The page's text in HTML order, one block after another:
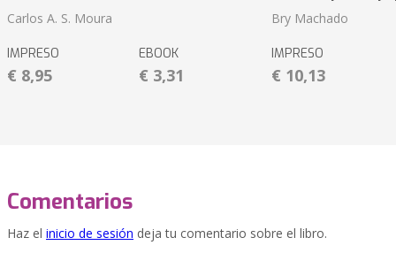
Carlos A. S. Moura
IMPRESO
€ 8,95
EBOOK
€ 3,31
Bry Machado
IMPRESO
€ 10,13
Comentarios
Haz el inicio de sesión deja tu comentario sobre el libro.